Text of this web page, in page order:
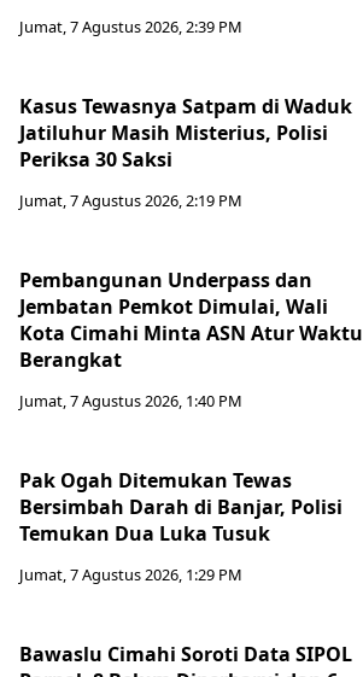
Jumat, 7 Agustus 2026, 2:39 PM
Kasus Tewasnya Satpam di Waduk
Jatiluhur Masih Misterius, Polisi
Periksa 30 Saksi
Jumat, 7 Agustus 2026, 2:19 PM
Pembangunan Underpass dan
Jembatan Pemkot Dimulai, Wali
Kota Cimahi Minta ASN Atur Waktu
Berangkat
Jumat, 7 Agustus 2026, 1:40 PM
Pak Ogah Ditemukan Tewas
Bersimbah Darah di Banjar, Polisi
Temukan Dua Luka Tusuk
Jumat, 7 Agustus 2026, 1:29 PM
Bawaslu Cimahi Soroti Data SIPOL